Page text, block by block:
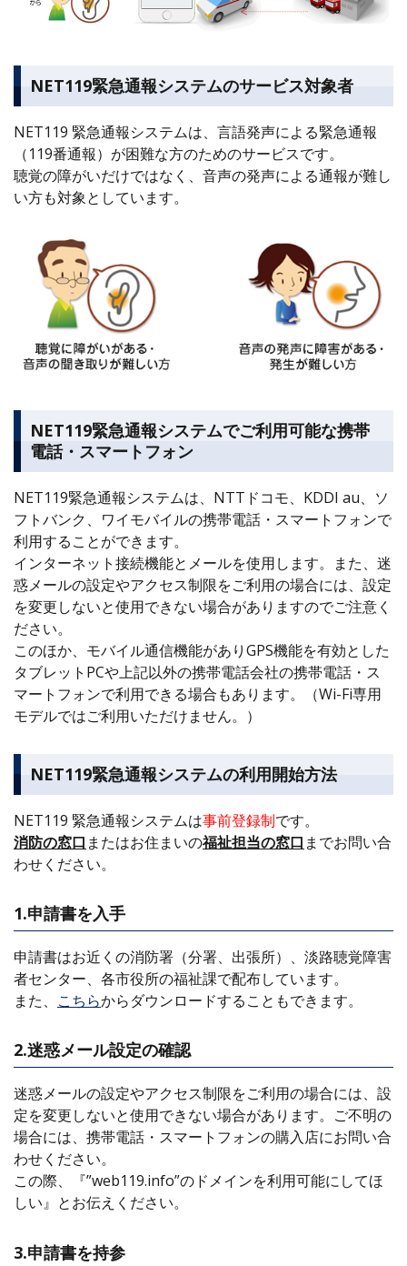
NET119緊急通報システムのサービス対象者
NET119 緊急通報システムは、言語発声による緊急通報
（119番通報）が困難な方のためのサービスです。
聴覚の障がいだけではなく、音声の発声による通報が難し
い方も対象としています。
NET119緊急通報システムでご利用可能な携帯
電話・スマートフォン
NET119緊急通報システムは、NTTドコモ、KDDI au、ソ
フトバンク、ワイモバイルの携帯電話・スマートフォンで
利用することができます。
インターネット接続機能とメールを使用します。また、迷
惑メールの設定やアクセス制限をご利用の場合には、設定
を変更しないと使用できない場合がありますのでご注意く
ださい。
このほか、モバイル通信機能がありGPS機能を有効とした
タブレットPCや上記以外の携帯電話会社の携帯電話・ス
マートフォンで利用できる場合もあります。（Wi-Fi専用
モデルではご利用いただけません。）
NET119緊急通報システムの利用開始方法
NET119 緊急通報システムは事前登録制です。
消防の窓口 またはお住まいの福祉担当の窓口 までお問い合
わせください。
1.申請書を入手
申請書はお近くの消防署（分署、出張所）、淡路聴覚障害
者センター、各市役所の福祉課で配布しています。
また、 こちらからダウンロードすることもできます。
2.迷惑メール設定の確認
迷惑メールの設定やアクセス制限をご利用の場合には、設
定を変更しないと使用できない場合があります。ご不明の
場合には、携帯電話・スマートフォンの購入店にお問い合
わせください。
この際、『”web119.info”のドメインを利用可能にしてほ
しい』とお伝えください。
3.申請書を持参